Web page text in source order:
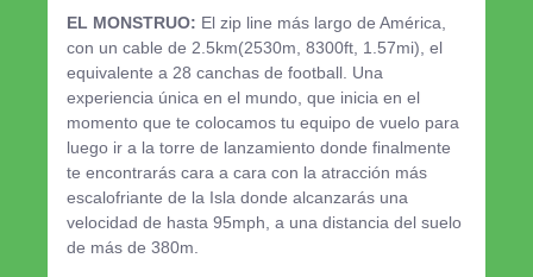
EL MONSTRUO: El zip line más largo de América,
con un cable de 2.5km(2530m, 8300ft, 1.57mi), el
equivalente a 28 canchas de football. Una
experiencia única en el mundo, que inicia en el
momento que te colocamos tu equipo de vuelo para
luego ir a la torre de lanzamiento donde finalmente
te encontrarás cara a cara con la atracción más
escalofriante de la Isla donde alcanzarás una
velocidad de hasta 95mph, a una distancia del suelo
de más de 380m.